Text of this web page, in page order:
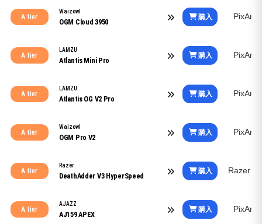
A tier
Waizowl
OGM Cloud 3950
購入 PixArt
A tier
LAMZU
Atlantis Mini Pro
購入 PixArt
A tier
LAMZU
Atlantis OG V2 Pro
購入 PixArt
A tier
Waizowl
OGM Pro V2
購入 PixArt
A tier
Razer
DeathAdder V3 HyperSpeed
購入 Razer
A tier
AJAZZ
AJ159 APEX
購入 PixArt